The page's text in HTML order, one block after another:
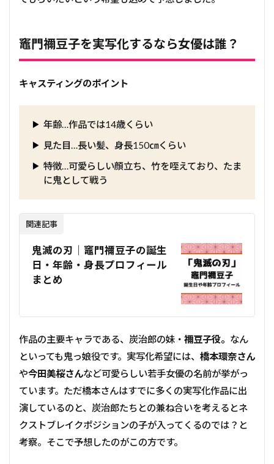
竈門禰󠄀豆子を実写化するなら女優は誰？
キャスティングのポイント
年齢…作品では14歳くらい
見た目…長い髪、身長150㎝くらい
特徴…可愛らしい顔立ち、竹を咥えており、たま
に鬼として戦う
関連記事
鬼滅の刃｜竈門禰󠄀豆子の誕生
日・年齢・身長プロフィール
まとめ
作品の主要キャラである、炭治郎の妹・ 禰󠄀豆子役。 なん
といっても鬼っ娘役です。実写化希望には、 橋本環奈さん
や今田美桜さんなど可愛らしい若手女優の名前が挙がっ
ています。ただ橋本さんはすでに多くの実写化作品に出
演しているのと、炭治郎たちとの兼ね合いを考えるとネ
クストブレイクポジションの子が入ってくるのでは？と
考察。そこで予想したのがこの方です。